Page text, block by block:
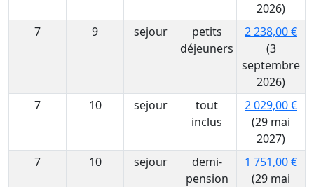
2026)
7
9 sejour
petits
déjeuners
2 238,00 €
(3
septembre
2026)
7
10 sejour
tout
inclus
2 029,00 €
(29 mai
2027)
7
10 sejour
demi-
pension
1 751,00 €
(29 mai